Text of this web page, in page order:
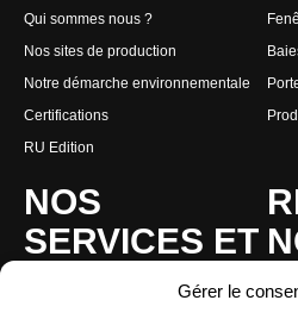
Gérer le
Qui sommes nous ?
Nos sites de production
Notre démarche environnementale
Certifications
RU Edition
NOS
SERVICES ET
CONSEILS